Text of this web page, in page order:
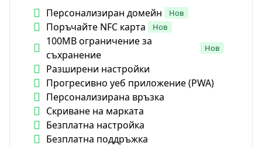
Персонализиран домейн
Нов
Поръчайте NFC карта Нов
100MB ограничение за
съхранение
Нов
Разширени настройки
Прогресивно уеб приложение (PWA)
Персонализирана връзка
Скриване на марката
Безплатна настройка
Безплатна поддръжка